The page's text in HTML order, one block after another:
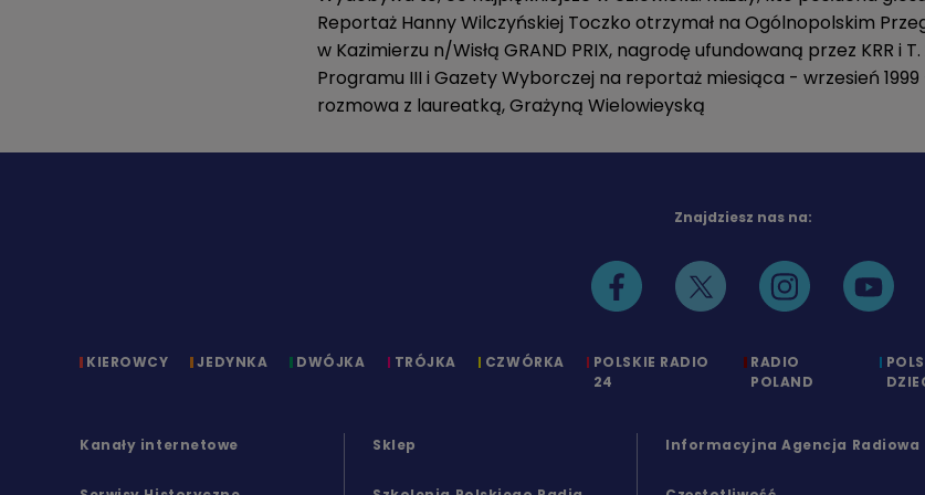
Reportaż Hanny Wilczyńskiej Toczko otrzymał na Ogólnopolskim
w Kazimierzu n/Wisłą GRAND PRIX, nagrodę ufundowaną przez KRR i
Programu III i Gazety Wyborczej na reportaż miesiąca - wrzesień
rozmowa z laureatką, Grażyną Wielowieyską
Znajdziesz nas na:
KIEROWCY JEDYNKA DWÓJKA TRÓJKA CZWÓRKA
POLSKIE RADIO
24
RADIO
POLAND
Kanały internetowe Sklep Informacyjna Agencja Radiowa